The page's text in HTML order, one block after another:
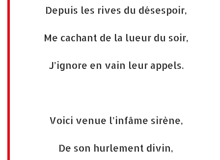
Depuis les rives du désespoir,
Me cachant de la lueur du soir,
J’ignore en vain leur appels.
Voici venue l’infâme sirène,
De son hurlement divin,